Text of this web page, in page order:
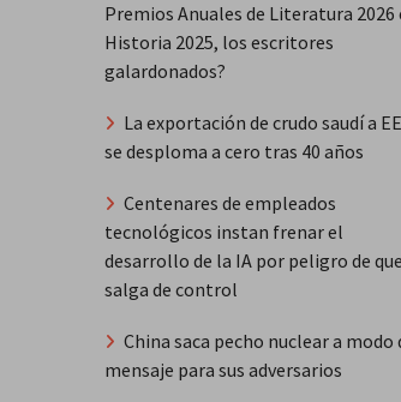
Premios Anuales de Literatura 2026
Historia 2025, los escritores
galardonados?
La exportación de crudo saudí a
se desploma a cero tras 40 años
Centenares de empleados
tecnológicos instan frenar el
desarrollo de la IA por peligro de
salga de control
China saca pecho nuclear a modo
mensaje para sus adversarios